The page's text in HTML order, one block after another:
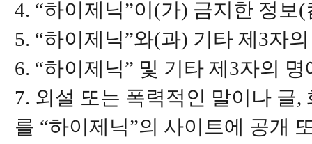
4. “하이제닉”이(가) 금지한 정
5. “하이제닉”와(과) 기타 제3자
6. “하이제닉” 및 기타 제3자의
7. 외설 또는 폭력적인 말이나 글
를 “하이제닉”의 사이트에 공개